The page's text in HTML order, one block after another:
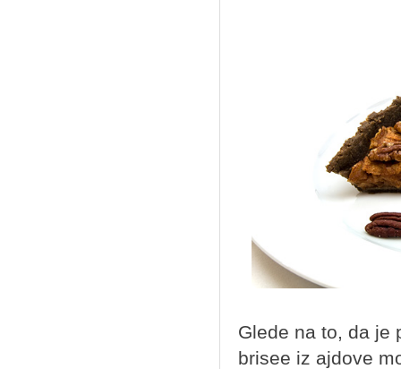
Glede na to, da je
brisee iz ajdove